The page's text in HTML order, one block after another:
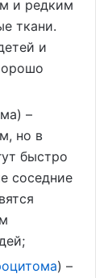
и редким
ткани.
и
–
но в
быстро
соседние
) –